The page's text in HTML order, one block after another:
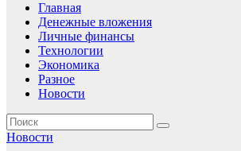
Главная
Денежные вложения
Личные финансы
Технологии
Экономика
Разное
Новости
Новости